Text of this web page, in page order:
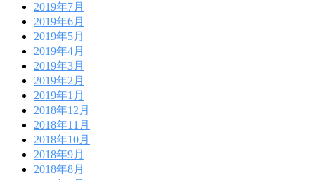
2019年7月
2019年6月
2019年5月
2019年4月
2019年3月
2019年2月
2019年1月
2018年12月
2018年11月
2018年10月
2018年9月
2018年8月